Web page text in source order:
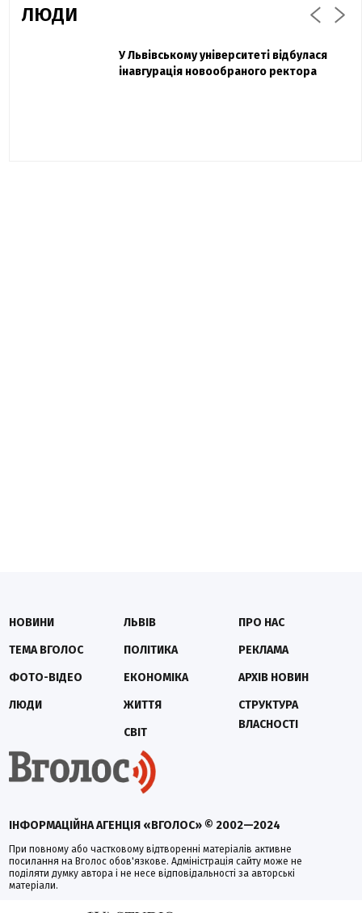
ЛЮДИ
Павло Дак
«Час не лікує, лише притуплює біль»:
Захисник "Азовсталі" Діанов вдруге
одружився та показав фото з весілля
У Львівському університеті відбулася
інавгурація новообраного ректора
ІНФОРМАЦІЙНА АГЕНЦІЯ «ВГОЛОС» © 2002—2024
При повному або частковому відтворенні матеріалів активне
посилання на Вголос обов'язкове. Адміністрація сайту може не
поділяти думку автора і не несе відповідальності за авторські
матеріали.
НОВИНИ
ТЕМА ВГОЛОС
ФОТО-ВІДЕО
ЛЮДИ
ЛЬВІВ
ПОЛІТИКА
ЕКОНОМІКА
ЖИТТЯ
СВІТ
ПРО НАС
РЕКЛАМА
АРХІВ НОВИН
СТРУКТУРА
ВЛАСНОСТІ